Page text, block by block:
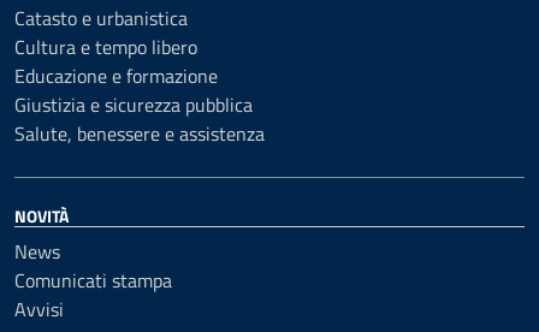
Catasto e urbanistica
Cultura e tempo libero
Educazione e formazione
Giustizia e sicurezza pubblica
Salute, benessere e assistenza
NOVITÀ
News
Comunicati stampa
Avvisi